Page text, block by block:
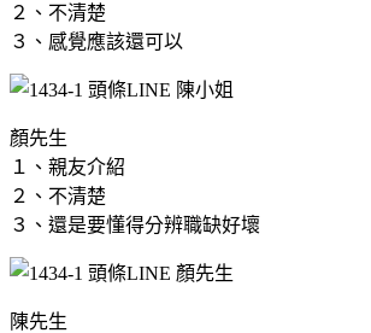
２、不清楚
３、感覺應該還可以
顏先生
１、親友介紹
２、不清楚
３、還是要懂得分辨職缺好壞
陳先生